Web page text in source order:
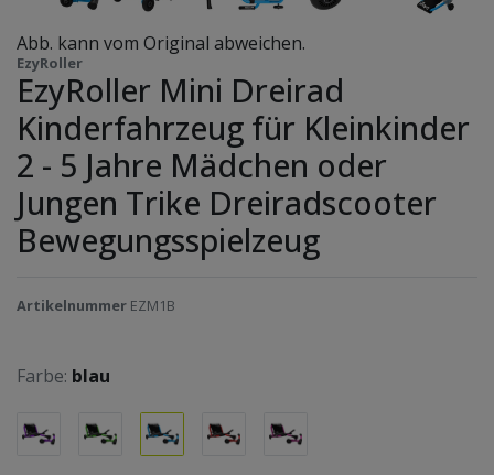
Abb. kann vom Original abweichen.
EzyRoller
EzyRoller Mini Dreirad
Kinderfahrzeug für Kleinkinder
2 - 5 Jahre Mädchen oder
Jungen Trike Dreiradscooter
Bewegungsspielzeug
Artikelnummer EZM1B
Farbe: blau